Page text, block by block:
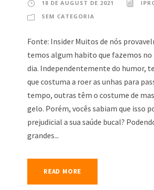
18 DE AUGUST DE 2021
SEM CATEGORIA
Fonte: Insider Muitos de nós
temos algum habito que fazemos no
dia. Independentemente do humor,
que costuma a roer as unhas para
tempo, outras têm o costume de
gelo. Porém, vocês sabiam que isso
prejudicial a sua saúde bucal?
grandes...
READ MORE